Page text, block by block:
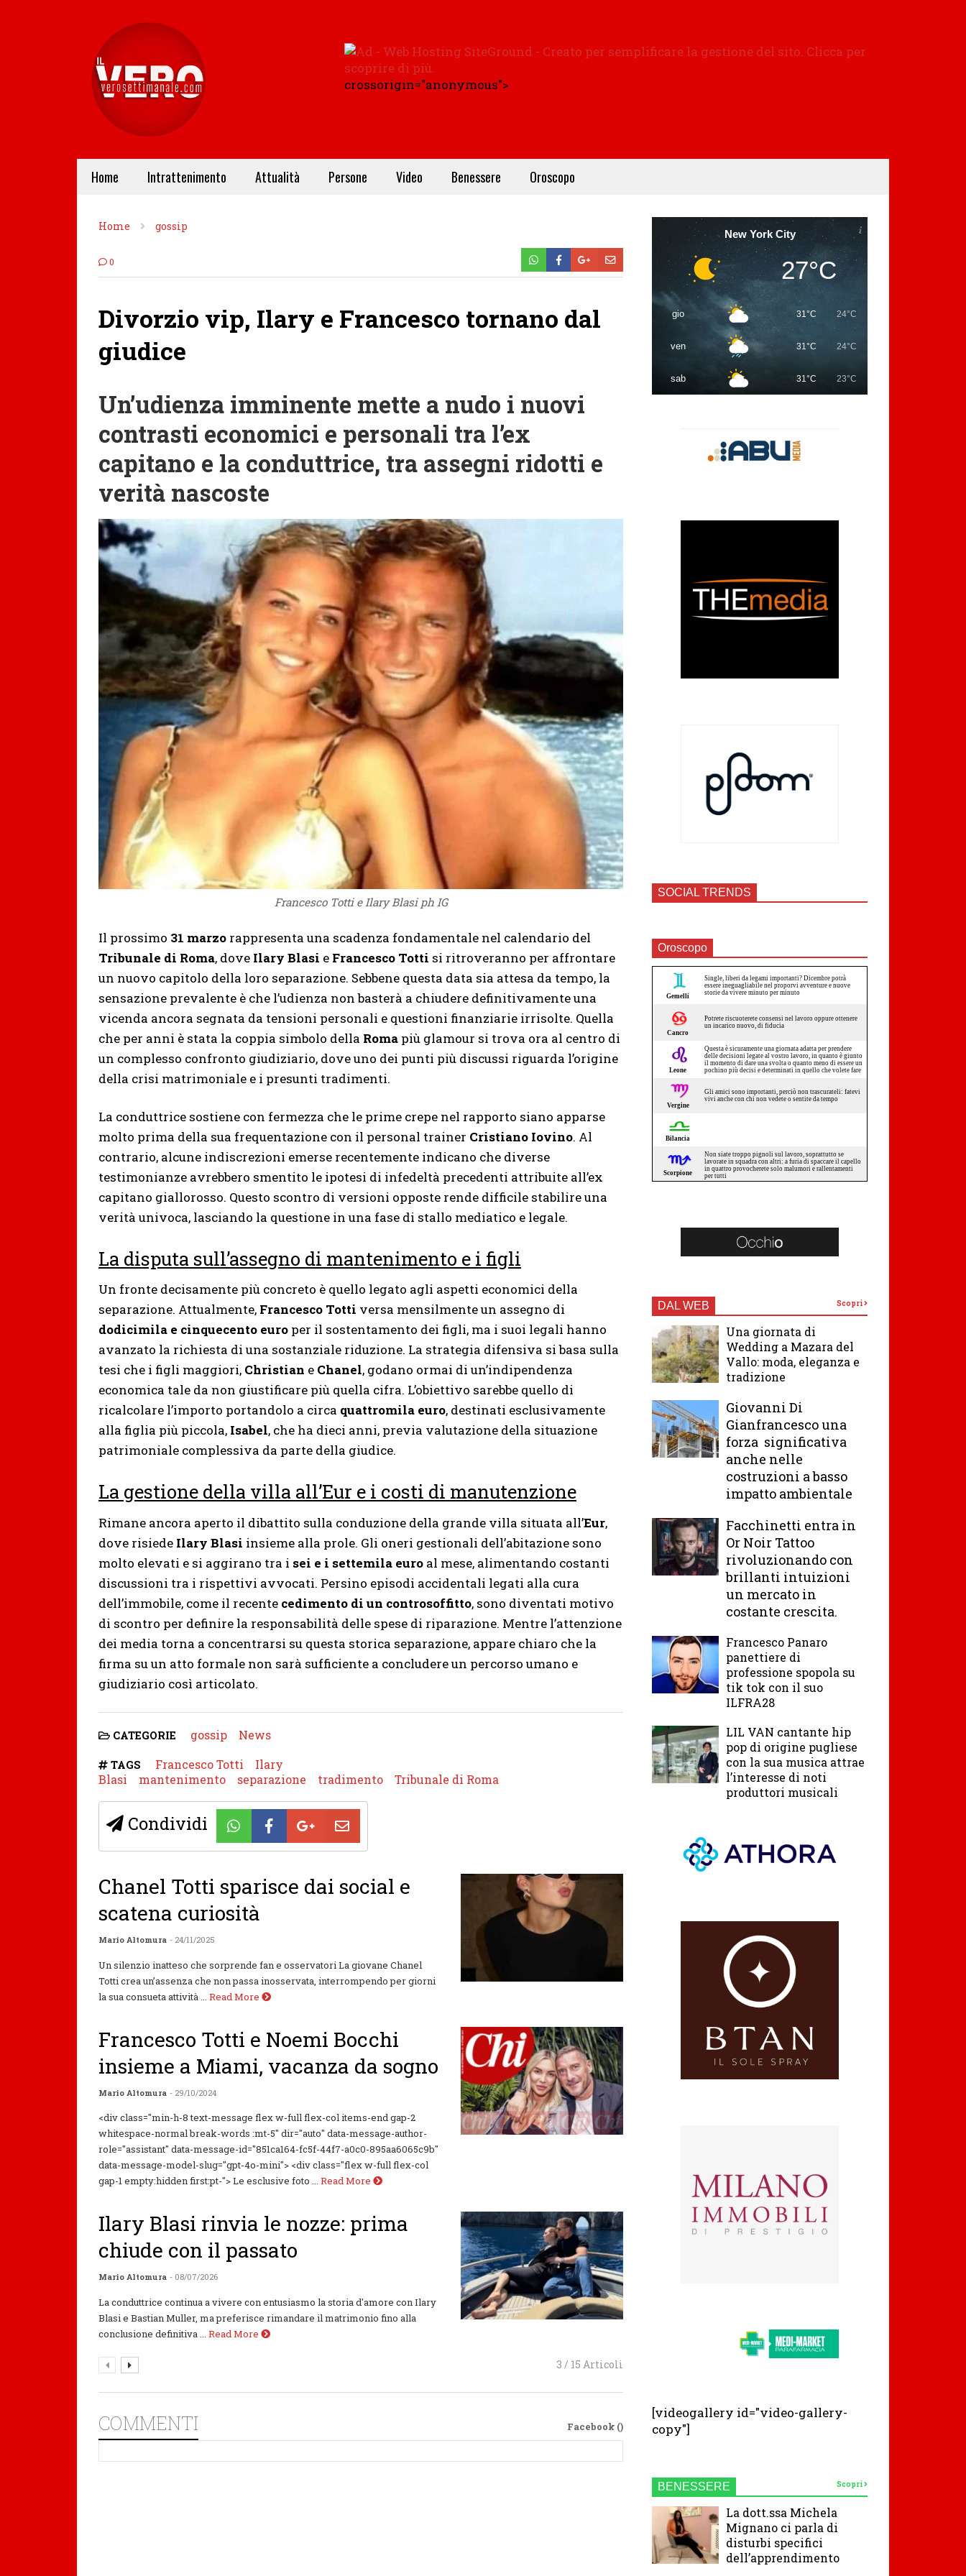
crossorigin="anonymous">
Home Intrattenimento Attualità Persone Video Benessere Oroscopo
Home gossip
0
Divorzio vip, Ilary e Francesco tornano dal
giudice
Un’udienza imminente mette a nudo i nuovi
contrasti economici e personali tra l’ex
capitano e la conduttrice, tra assegni ridotti e
verità nascoste
Francesco Totti e Ilary Blasi ph IG
Il prossimo 31 marzo rappresenta una scadenza fondamentale nel calendario del
Tribunale di Roma, dove Ilary Blasi e Francesco Totti si ritroveranno per affrontare
un nuovo capitolo della loro separazione. Sebbene questa data sia attesa da tempo, la
sensazione prevalente è che l’udienza non basterà a chiudere definitivamente una
vicenda ancora segnata da tensioni personali e questioni finanziarie irrisolte. Quella
che per anni è stata la coppia simbolo della Roma più glamour si trova ora al centro di
un complesso confronto giudiziario, dove uno dei punti più discussi riguarda l’origine
della crisi matrimoniale e i presunti tradimenti.
La conduttrice sostiene con fermezza che le prime crepe nel rapporto siano apparse
molto prima della sua frequentazione con il personal trainer Cristiano Iovino. Al
contrario, alcune indiscrezioni emerse recentemente indicano che diverse
testimonianze avrebbero smentito le ipotesi di infedeltà precedenti attribuite all’ex
capitano giallorosso. Questo scontro di versioni opposte rende difficile stabilire una
verità univoca, lasciando la questione in una fase di stallo mediatico e legale.
La disputa sull’assegno di mantenimento e i figli
Un fronte decisamente più concreto è quello legato agli aspetti economici della
separazione. Attualmente, Francesco Totti versa mensilmente un assegno di
dodicimila e cinquecento euro per il sostentamento dei figli, ma i suoi legali hanno
avanzato la richiesta di una sostanziale riduzione. La strategia difensiva si basa sulla
tesi che i figli maggiori, Christian e Chanel, godano ormai di un’indipendenza
economica tale da non giustificare più quella cifra. L’obiettivo sarebbe quello di
ricalcolare l’importo portandolo a circa quattromila euro, destinati esclusivamente
alla figlia più piccola, Isabel, che ha dieci anni, previa valutazione della situazione
patrimoniale complessiva da parte della giudice.
La gestione della villa all’Eur e i costi di manutenzione
Rimane ancora aperto il dibattito sulla conduzione della grande villa situata all’Eur,
dove risiede Ilary Blasi insieme alla prole. Gli oneri gestionali dell’abitazione sono
molto elevati e si aggirano tra i sei e i settemila euro al mese, alimentando costanti
discussioni tra i rispettivi avvocati. Persino episodi accidentali legati alla cura
dell’immobile, come il recente cedimento di un controsoffitto, sono diventati motivo
di scontro per definire la responsabilità delle spese di riparazione. Mentre l’attenzione
dei media torna a concentrarsi su questa storica separazione, appare chiaro che la
firma su un atto formale non sarà sufficiente a concludere un percorso umano e
giudiziario così articolato.
CATEGORIE gossip News
TAGS Francesco Totti
Ilary
Blasi
mantenimento separazione tradimento Tribunale di Roma
Condividi
Chanel Totti sparisce dai social e
scatena curiosità
Mario Altomura - 24/11/2025
Un silenzio inatteso che sorprende fan e osservatori La giovane Chanel
Totti crea un’assenza che non passa inosservata, interrompendo per giorni
la sua consueta attività ...
Read More
Francesco Totti e Noemi Bocchi
insieme a Miami, vacanza da sogno
Mario Altomura - 29/10/2024
<div class="min-h-8 text-message flex w-full flex-col items-end gap-2
whitespace-normal break-words :mt-5" dir="auto" data-message-author-
role="assistant" data-message-id="851ca164-fc5f-44f7-a0c0-895aa6065c9b"
data-message-model-slug="gpt-4o-mini"> <div class="flex w-full flex-col
gap-1 empty:hidden first:pt-"> Le esclusive foto ... Read More
Ilary Blasi rinvia le nozze: prima
chiude con il passato
Mario Altomura - 08/07/2026
La conduttrice continua a vivere con entusiasmo la storia d'amore con Ilary
Blasi e Bastian Muller, ma preferisce rimandare il matrimonio fino alla
conclusione definitiva ... Read More
3 / 15 Articoli
COMMENTI Facebook ()
New York City
27°C
gio 31°C 24°C
ven 31°C 24°C
sab 31°C 23°C
SOCIAL TRENDS
Oroscopo
DAL WEB Scopri
Una giornata di
Wedding a Mazara del
Vallo: moda, eleganza e
tradizione
Giovanni Di
Gianfrancesco una
forza significativa
anche nelle
costruzioni a basso
impatto ambientale
Facchinetti entra in
Or Noir Tattoo
rivoluzionando con
brillanti intuizioni
un mercato in
costante crescita.
Francesco Panaro
panettiere di
professione spopola su
tik tok con il suo
ILFRA28
LIL VAN cantante hip
pop di origine pugliese
con la sua musica attrae
l’interesse di noti
produttori musicali
[videogallery id="video-gallery-
copy"]
BENESSERE Scopri
La dott.ssa Michela
Mignano ci parla di
disturbi specifici
dell’apprendimento